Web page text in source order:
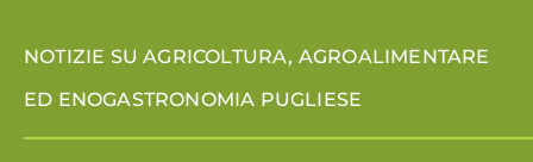
NOTIZIE SU AGRICOLTURA, AGROALIMENTARE
ED ENOGASTRONOMIA PUGLIESE